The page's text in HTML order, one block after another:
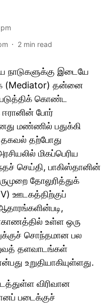
2 min read
நாடுகளுக்கு இடையே
(Mediator) தன்னை
கொண்ட
போர்
மண்ணில் பதுக்கி
தகவல் தற்போது
மிகப்பெரிய
செய்தி, பாகிஸ்தானின்
தோலுரித்துக்
ஊடகத்திற்குப்
உள்ள ஒரு
சொந்தமான பல
தளவாடங்கள்
உறுதியாகியுள்ளது.
விரிவான
படைக்குச்